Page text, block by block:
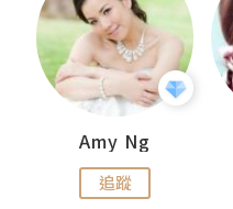
Amy Ng
追蹤